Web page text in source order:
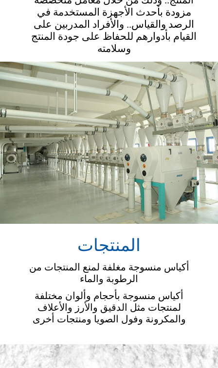
مزودة بأحدث الأجهزة المستخدمة في
الرصد والقياس.. والأفراد المدربين على
القيام بأدوارهم للحفاظ على جودة المنتج
وسلامته
المنتجات
أكياس منسوجة مغلفة لمنع المنتجات من
الرطوبة والماء
أكياس منسوجة بأحجام وألوان مختلفة
لمنتجات مثل الدقيق والأرز والأعلاف
والمكرونة وفول الصويا ومنتجات أخرى